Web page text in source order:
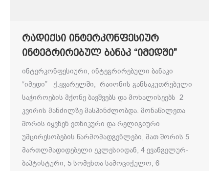
რადიქსი ინტერკონფესიურ
ინტეგრირებულ ბანაკ “იმედში”
ინტერკონფესიური, ინტეგრირებული ბანაკი
“იმედი” ქ.ყვარელში, რაიონის განსაკუთრებული
საჭიროების მქონე ბავშვებს და მოხალისეებს 2
კვირის მანძილზე მასპინძლობდა. მონაწილეთა
შორის იყვნენ ეთნიკური და რელიგიური
უმცირესობების წარმომადგენლები, მათ შორის 5
მართლმადიდებელი ეკლესიიდან, 4 ევანგელურ-
ბაპტისტური, 5 სომეხთა სამოციქულო, 6